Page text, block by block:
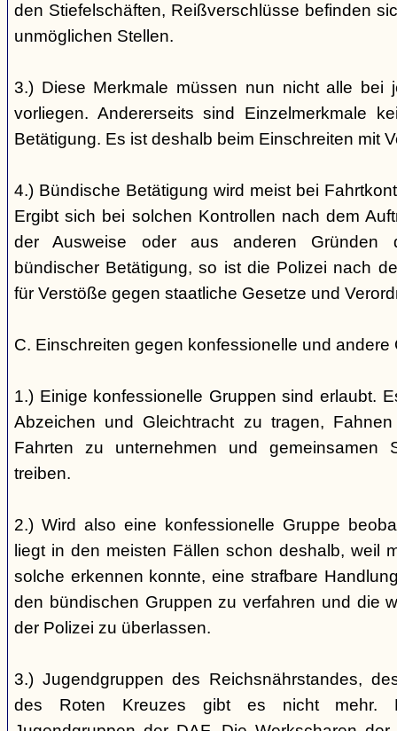
den Stiefelschäften, Reißverschlüsse befinden
unmöglichen Stellen.
3.) Diese Merkmale müssen nun nicht alle bei
vorliegen. Andererseits sind Einzelmerkmale
Betätigung. Es ist deshalb beim Einschreiten mit
4.) Bündische Betätigung wird meist bei
Ergibt sich bei solchen Kontrollen nach dem
der Ausweise oder aus anderen Gründen
bündischer Betätigung, so ist die Polizei nach
für Verstöße gegen staatliche Gesetze und
C. Einschreiten gegen konfessionelle und andere
1.) Einige konfessionelle Gruppen sind erlaubt.
Abzeichen und Gleichtracht zu tragen,
Fahrten zu unternehmen und gemeinsamen
treiben.
2.) Wird also eine konfessionelle Gruppe
liegt in den meisten Fällen schon deshalb, weil
solche erkennen konnte, eine strafbare
den bündischen Gruppen zu verfahren und die
der Polizei zu überlassen.
3.) Jugendgruppen des Reichsnährstandes,
des Roten Kreuzes gibt es nicht mehr.